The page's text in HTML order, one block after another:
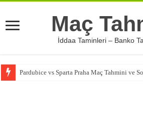
Maç
İddaa Taminleri – Banko
Pardubice vs Sparta Praha Maç Tahmini ve